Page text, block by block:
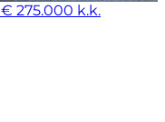
€ 275.000 k.k.